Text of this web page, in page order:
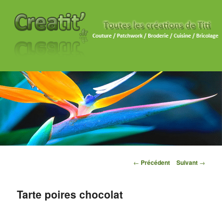
Navigation des articles
← Précédent Suivant →
Tarte poires chocolat